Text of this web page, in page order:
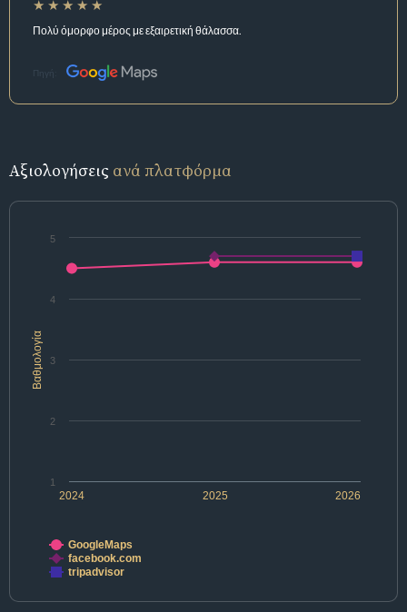
Πολύ όμορφο μέρος με εξαιρετική θάλασσα.
Πηγή:
Αξιολογήσεις ανά πλατφόρμα
Βαθμολογία
2024 2025 2026
1
2
3
4
5
GoogleMaps
facebook.com
tripadvisor